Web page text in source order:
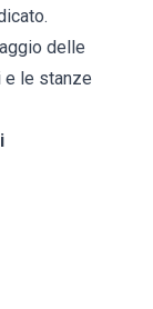
delle
e le stanze